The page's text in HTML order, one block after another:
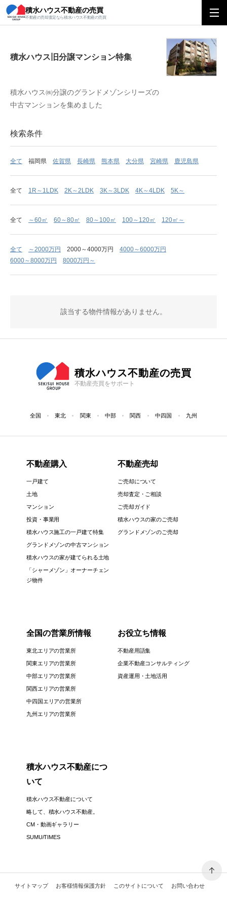
積水ハウス不動産の売買
不動産の売却査定なら積水ハウス不動産の売買
積水ハウス旧分譲マンション特集
積水ハウス旧分譲マンション特集
積水ハウス㈱分譲のグランドメゾンシリーズの
中古マンションを集めました
検索条件
全て 福岡県 佐賀県 長崎県 熊本県 大分県 宮崎県 鹿児島県
全て 1R～1LDK 2K～2LDK 3K～3LDK 4K～4LDK 5K～
全て ～60㎡ 60～80㎡ 80～100㎡ 100～120㎡ 120㎡～
全て ～2000万円 2000～4000万円
4000～6000万円
6000～8000万円
8000万円～
該当する物件情報がありません。
積水ハウス不動産の売買
不動産売買をサポート
全国 東北 関東 中部 関西 中四国 九州
不動産購入
一戸建て
土地
マンション
投資・事業用
積水ハウス施工の一戸建て特集
グランドメゾンの中古マンション
積水ハウスの家が建てられる土地
「シャーメゾン」オーナーチェン
ジ物件
不動産売却
ご売却について
売却査定・ご相談
ご売却ガイド
積水ハウスの家のご売却
グランドメゾンのご売却
全国の営業所情報
東北エリアの営業所
関東エリアの営業所
中部エリアの営業所
関西エリアの営業所
中四国エリアの営業所
九州エリアの営業所
お役立ち情報
不動産用語集
企業不動産コンサルティング
資産運用・土地活用
積水ハウス不動産につ
いて
積水ハウス不動産について
略して、積水ハウス不動産。
CM・動画ギャラリー
SUMU/TIMES
サイトマップ お客様情報保護方針 このサイトについて お問い合わせ